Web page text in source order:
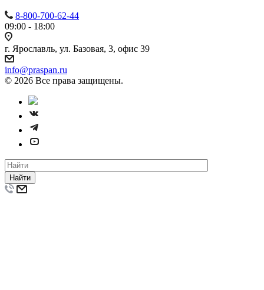
8-800-700-62-44
09:00 - 18:00
г. Ярославль, ул. Базовая, 3, офис 39
info@praspan.ru
© 2026 Все права защищены.
Найти